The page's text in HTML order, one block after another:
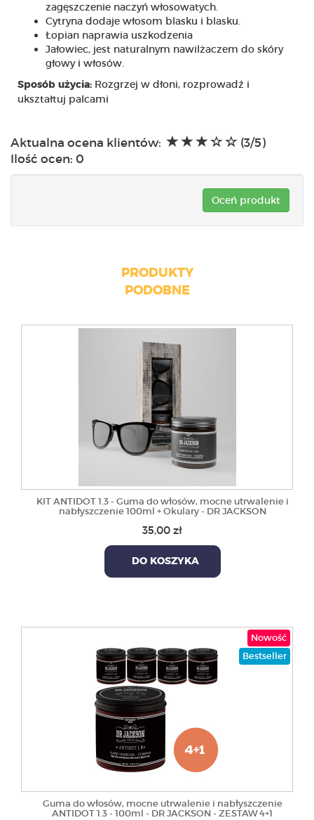
zagęszczenie naczyń włosowatych.
Cytryna dodaje włosom blasku i blasku.
Łopian naprawia uszkodzenia
Jałowiec, jest naturalnym nawilżaczem do skóry
głowy i włosów.
Sposób użycia: Rozgrzej w dłoni, rozprowadź i
ukształtuj palcami
Aktualna ocena klientów:
(3/5)
Ilość ocen: 0
Oceń produkt
PRODUKTY
PODOBNE
KIT ANTIDOT 1.3 - Guma do włosów, mocne utrwalenie i
nabłyszczenie 100ml + Okulary - DR JACKSON
35,00 zł
DO KOSZYKA
Nowość
Bestseller
Guma do włosów, mocne utrwalenie i nabłyszczenie
ANTIDOT 1.3 - 100ml - DR JACKSON - ZESTAW 4+1